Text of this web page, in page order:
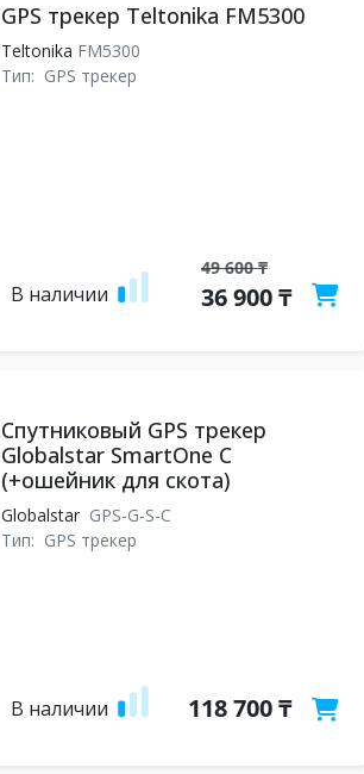
GPS трекер Teltonika FM5300
Teltonika FM5300
Тип: GPS трекер
В наличии
49 600 ₸
36 900 ₸
Спутниковый GPS трекер
Globalstar SmartOne C
(+ошейник для скота)
Globalstar GPS-G-S-C
Тип: GPS трекер
В наличии 118 700 ₸